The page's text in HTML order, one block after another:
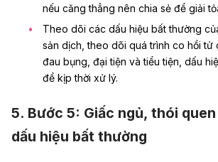
nếu căng thẳng nên chia sẻ để giải
Theo dõi các dấu hiệu bất thường
sản dịch, theo dõi quá trình co hồi tử
đau bụng, đại tiện và tiểu tiện, dấu
để kịp thời xử lý.
5. Bước 5: Giấc ngủ, thói
dấu hiệu bất thường